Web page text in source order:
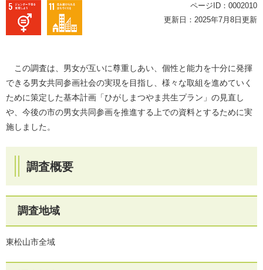
ページID：0002010
更新日：2025年7月8日更新
この調査は、男女が互いに尊重しあい、個性と能力を十分に発揮
できる男女共同参画社会の実現を目指し、様々な取組を進めていく
ために策定した基本計画「ひがしまつやま共生プラン」の見直し
や、今後の市の男女共同参画を推進する上での資料とするために実
施しました。
調査概要
調査地域
東松山市全域